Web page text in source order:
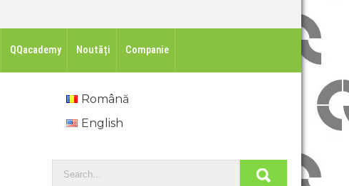
QQacademy Noutăți Companie
Română
English